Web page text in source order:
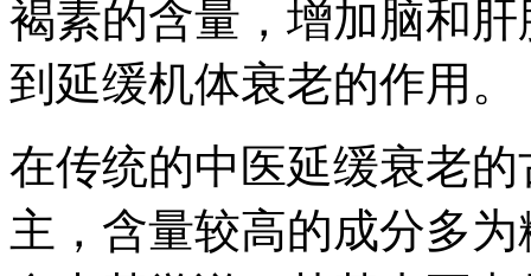
褐素的含量，增加脑和
到延缓机体衰老的作用。
在传统的中医延缓衰老
主，含量较高的成分多